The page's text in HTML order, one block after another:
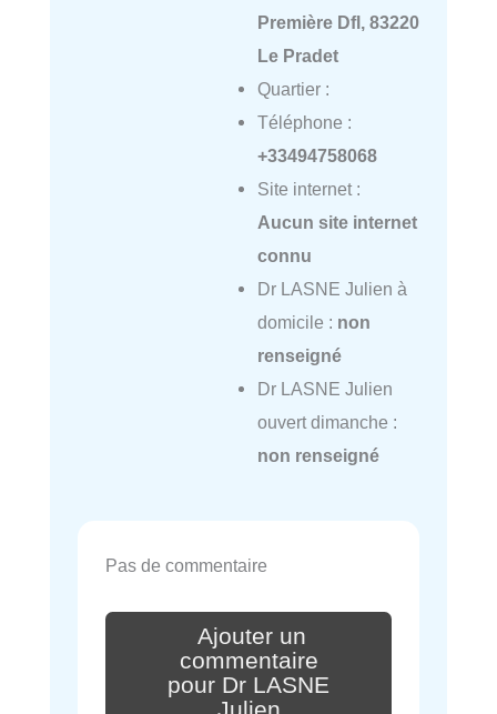
Première Dfl, 83220
Le Pradet
Quartier :
Téléphone :
+33494758068
Site internet :
Aucun site internet
connu
Dr LASNE Julien à
domicile : non
renseigné
Dr LASNE Julien
ouvert dimanche :
non renseigné
Pas de commentaire
Ajouter un
commentaire
pour Dr LASNE